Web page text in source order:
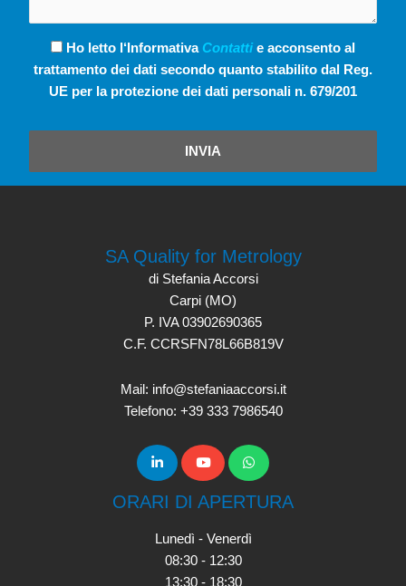
Ho letto l‘Informativa Contattie acconsento al
trattamento dei dati secondo quanto stabilito dal Reg.
UE per la protezione dei dati personali n. 679/201
INVIA
SA Quality for Metrology
di Stefania Accorsi
Carpi (MO)
P. IVA 03902690365
C.F. CCRSFN78L66B819V
Mail: info@stefaniaaccorsi.it
Telefono: +39 333 7986540
ORARI DI APERTURA
Lunedì - Venerdì
08:30 - 12:30
13:30 - 18:30